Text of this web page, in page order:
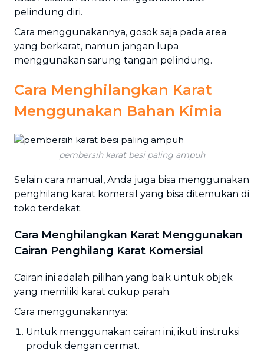
pelindung diri.
Cara menggunakannya, gosok saja pada area
yang berkarat, namun jangan lupa
menggunakan sarung tangan pelindung.
Cara Menghilangkan Karat
Menggunakan Bahan Kimia
pembersih karat besi paling ampuh
Selain cara manual, Anda juga bisa menggunakan
penghilang karat komersil yang bisa ditemukan di
toko terdekat.
Cara Menghilangkan Karat Menggunakan
Cairan Penghilang Karat Komersial
Cairan ini adalah pilihan yang baik untuk objek
yang memiliki karat cukup parah.
Cara menggunakannya:
Untuk menggunakan cairan ini, ikuti instruksi
produk dengan cermat.